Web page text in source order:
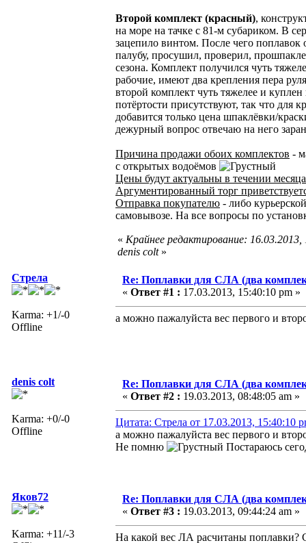
Второй комплект (красный),
на море на тачке с 81-м субариком. В
зацепило винтом. После чего
палубу, просушил, проверил,
сезона. Комплект получился чуть
рабочие, имеют два крепления пера
второй комплект чуть тяжелее и
потёртости присутствуют, так что для
добавится только цена шпаклёвки/
дежурный вопрос отвечаю на него
Причина продажи обоих комплектов -
с открытых водоёмов
Цены будут актуальны в течении месяца
Аргументированный торг
Отправка покупателю - либо
самовывозе. На все вопросы по
« Крайнее редактирование:
denis colt»
Стрела
Karma: +1/-0
Offline
Re: Поплавки для СЛА (два
« Ответ #1 : 17.03.2013, 15:40:10 pm »
а можно пажалуйста вес первого и
denis colt
Karma: +0/-0
Offline
Re: Поплавки для СЛА (два
« Ответ #2 : 19.03.2013, 08:48:05 am »
Цитата: Стрела от 17.03.2013, 15:40:10
а можно пажалуйста вес первого и
Не помню
Постараюсь
Яков72
Karma: +11/-3
Re: Поплавки для СЛА (два
« Ответ #3 : 19.03.2013, 09:44:24 am »
На какой вес ЛА расчитаны поплавки?